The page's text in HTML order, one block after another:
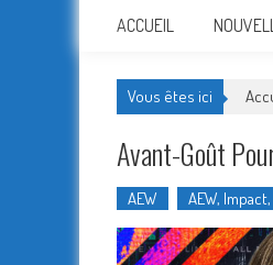
ACCUEIL
Vous êtes ici
Avant-Goût
AEW AEW, Impact,